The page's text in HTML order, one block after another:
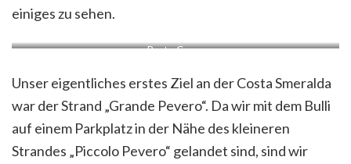
einiges zu sehen.
Porto Cervo
Unser eigentliches erstes Ziel an der Costa Smeralda
war der Strand „Grande Pevero“. Da wir mit dem Bulli
auf einem Parkplatz in der Nähe des kleineren
Strandes „Piccolo Pevero“ gelandet sind, sind wir